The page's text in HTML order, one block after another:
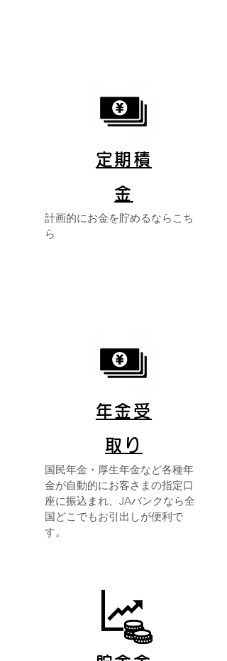
定期積
金
計画的にお金を貯めるならこち
ら
年金受
取 り
国民年金・厚生年金など各種年
金が自動的にお客さまの指定口
座に振込まれ、JAバンクなら全
国どこでもお引出しが便利で
す。